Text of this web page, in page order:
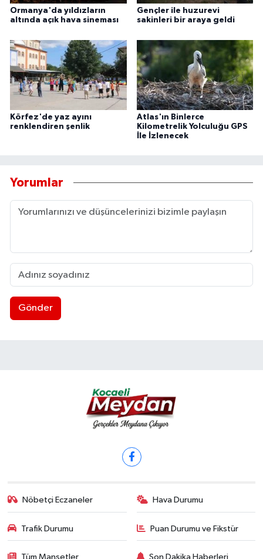
Ormanya'da yıldızların
altında açık hava sineması
Gençler ile huzurevi
sakinleri bir araya geldi
Körfez'de yaz ayını
renklendiren şenlik
Atlas'ın Binlerce
Kilometrelik Yolculuğu GPS
İle İzlenecek
Yorumlar
Gönder
Nöbetçi Eczaneler Hava Durumu
Trafik Durumu Puan Durumu ve Fikstür
Tüm Manşetler Son Dakika Haberleri